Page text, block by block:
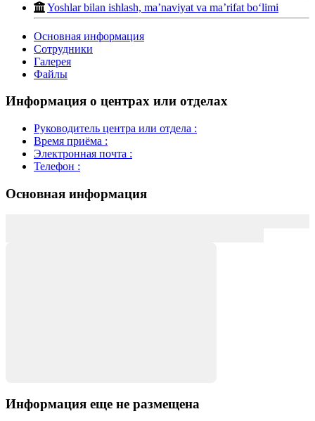
Yoshlar bilan ishlash, ma’naviyat va ma’rifat bo‘limi
Основная информация
Сотрудники
Галерея
Файлы
Информация о центрах или отделах
Руководитель центра или отдела :
Время приёма :
Электронная почта :
Телефон :
Основная информация
Информация еще не размещена